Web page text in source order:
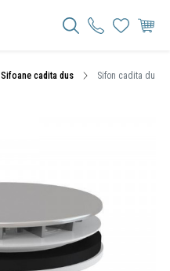
Sifoane cadita dus Sifon cadita dus